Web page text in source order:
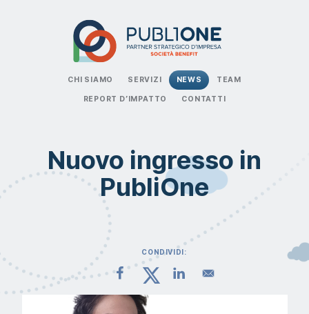
CHI SIAMO SERVIZI NEWS TEAM
REPORT D’IMPATTO CONTATTI
Nuovo ingresso in
PubliOne
CONDIVIDI: